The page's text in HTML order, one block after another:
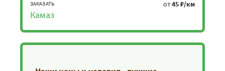
ЗАКАЗАТЬ
Камаз
от45 ₽/км